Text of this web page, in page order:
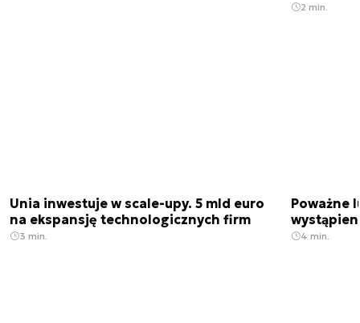
2 min.
Unia inwestuje w scale-upy. 5 mld euro
na ekspansję technologicznych firm
3 min.
Poważne
4 min.